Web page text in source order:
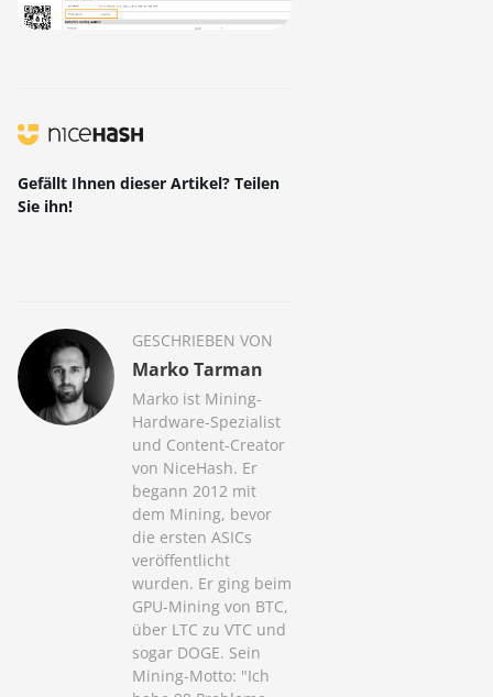
Gefällt Ihnen dieser Artikel? Teilen
Sie ihn!
GESCHRIEBEN VON
Marko Tarman
Marko ist Mining-
Hardware-Spezialist
und Content-Creator
von NiceHash. Er
begann 2012 mit
dem Mining, bevor
die ersten ASICs
veröffentlicht
wurden. Er ging beim
GPU-Mining von BTC,
über LTC zu VTC und
sogar DOGE. Sein
Mining-Motto: "Ich